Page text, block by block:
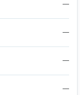
—
—
—
—